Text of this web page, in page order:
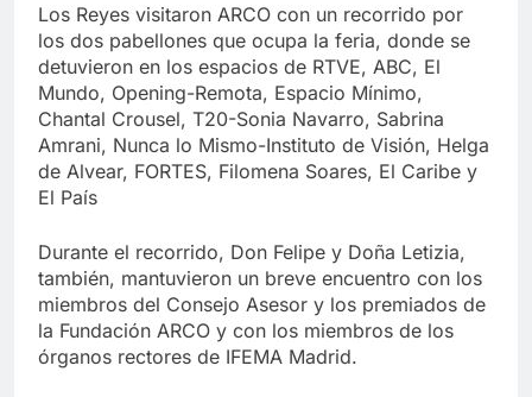
Los Reyes visitaron ARCO con un recorrido por
los dos pabellones que ocupa la feria, donde se
detuvieron en los espacios de RTVE, ABC, El
Mundo, Opening-Remota, Espacio Mínimo,
Chantal Crousel, T20-Sonia Navarro, Sabrina
Amrani, Nunca lo Mismo-Instituto de Visión, Helga
de Alvear, FORTES, Filomena Soares, El Caribe y
El País
Durante el recorrido, Don Felipe y Doña Letizia,
también, mantuvieron un breve encuentro con los
miembros del Consejo Asesor y los premiados de
la Fundación ARCO y con los miembros de los
órganos rectores de IFEMA Madrid.